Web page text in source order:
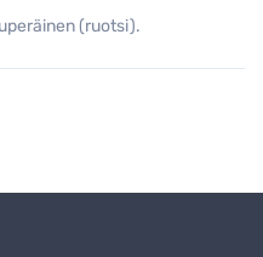
(ruotsi).